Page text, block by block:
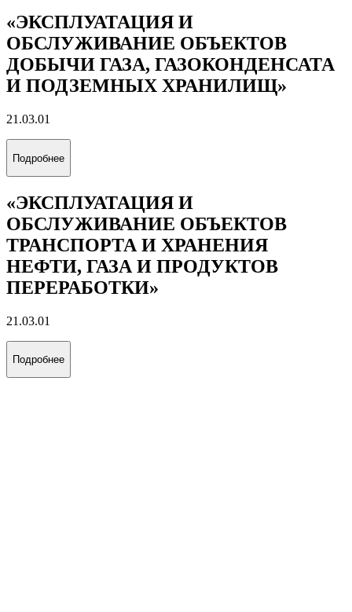
«ЭКСПЛУАТАЦИЯ И
ОБСЛУЖИВАНИЕ ОБЪЕКТОВ
ДОБЫЧИ ГАЗА, ГАЗОКОНДЕНСАТА
И ПОДЗЕМНЫХ ХРАНИЛИЩ»
21.03.01
Подробнее
«ЭКСПЛУАТАЦИЯ И
ОБСЛУЖИВАНИЕ ОБЪЕКТОВ
ТРАНСПОРТА И ХРАНЕНИЯ
НЕФТИ, ГАЗА И ПРОДУКТОВ
ПЕРЕРАБОТКИ»
21.03.01
Подробнее